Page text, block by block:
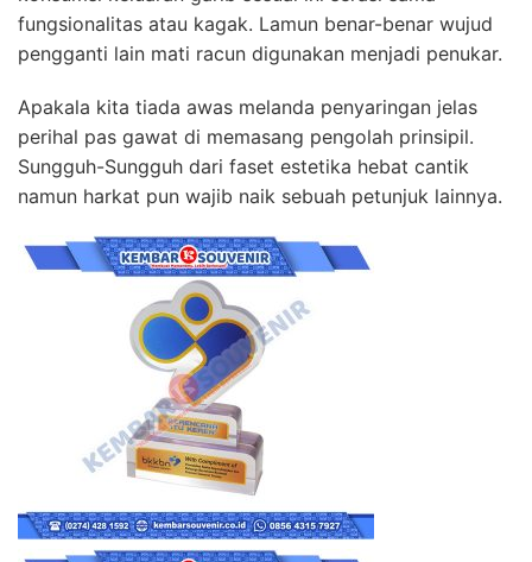
fungsionalitas atau kagak. Lamun benar-benar wujud
pengganti lain mati racun digunakan menjadi penukar.
Apakala kita tiada awas melanda penyaringan jelas
perihal pas gawat di memasang pengolah prinsipil.
Sungguh-Sungguh dari faset estetika hebat cantik
namun harkat pun wajib naik sebuah petunjuk lainnya.